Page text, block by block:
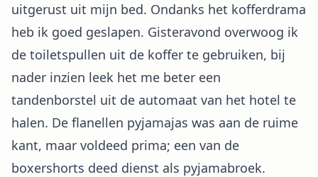
uitgerust uit mijn bed. Ondanks het kofferdrama
heb ik goed geslapen. Gisteravond overwoog ik
de toiletspullen uit de koffer te gebruiken, bij
nader inzien leek het me beter een
tandenborstel uit de automaat van het hotel te
halen. De flanellen pyjamajas was aan de ruime
kant, maar voldeed prima; een van de
boxershorts deed dienst als pyjamabroek.